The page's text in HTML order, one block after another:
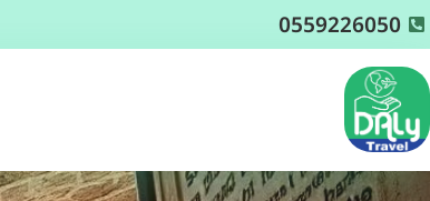
0559226050